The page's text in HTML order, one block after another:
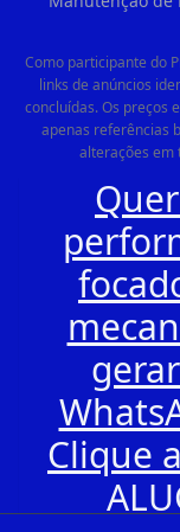
Como participante do
links de anúncios
concluídas. Os preços
apenas referências
alterações em
Clique